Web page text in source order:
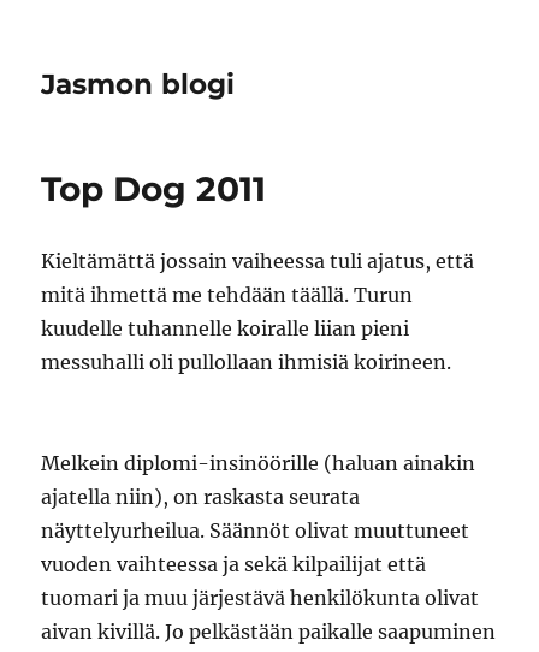
Jasmon blogi
Top Dog 2011
Kieltämättä jossain vaiheessa tuli ajatus, että
mitä ihmettä me tehdään täällä. Turun
kuudelle tuhannelle koiralle liian pieni
messuhalli oli pullollaan ihmisiä koirineen.
Melkein diplomi-insinöörille (haluan ainakin
ajatella niin), on raskasta seurata
näyttelyurheilua. Säännöt olivat muuttuneet
vuoden vaihteessa ja sekä kilpailijat että
tuomari ja muu järjestävä henkilökunta olivat
aivan kivillä. Jo pelkästään paikalle saapuminen